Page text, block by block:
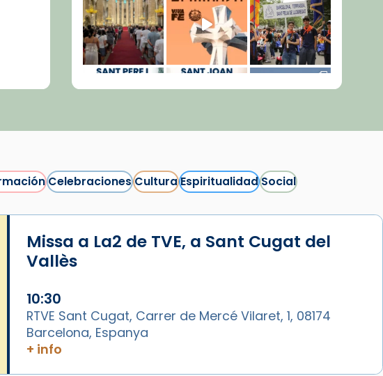
Síguenos en Instagram
CelebracionesCulturaEspiritualidadSocial
Missa a La2 de TVE, a Sant Cugat del
Vallès
10:30
RTVE Sant Cugat, Carrer de Mercé Vilaret, 1, 08174
Barcelona, Espanya
+ info